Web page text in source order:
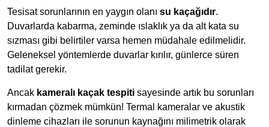
Tesisat sorunlarının en yaygın olanı su kaçağıdır.
Duvarlarda kabarma, zeminde ıslaklık ya da alt kata su
sızması gibi belirtiler varsa hemen müdahale edilmelidir.
Geleneksel yöntemlerde duvarlar kırılır, günlerce süren
tadilat gerekir.
Ancak kameralı kaçak tespiti sayesinde artık bu sorunları
kırmadan çözmek mümkün! Termal kameralar ve akustik
dinleme cihazları ile sorunun kaynağını milimetrik olarak